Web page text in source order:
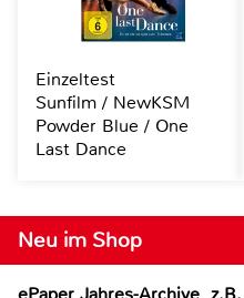
Neu im Shop
Einzeltest
Sunfilm / NewKSM
Powder Blue / One
Last Dance